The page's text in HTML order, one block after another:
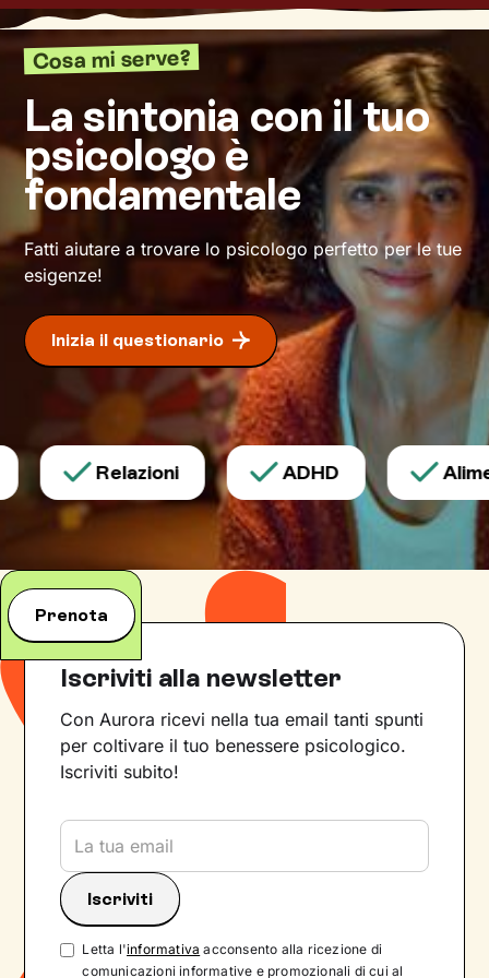
bisogni e valori, e per aiutarti a non perdere
motivazione e determinazione. La ricompensa
per il lavoro fatto? Il tanto desiderato
benessere
Cosa mi serve?
La sintonia con il tuo
psicologo è
fondamentale
Fatti aiutare a trovare lo psicologo perfetto per le tue
esigenze!
Inizia il questionario
Relazioni ADHD
Prenota
Iscriviti alla newsletter
Con Aurora ricevi nella tua email tanti spunti
per coltivare il tuo benessere psicologico.
Iscriviti subito!
Letta l'informativa acconsento alla ricezione di
comunicazioni informative e promozionali di cui al